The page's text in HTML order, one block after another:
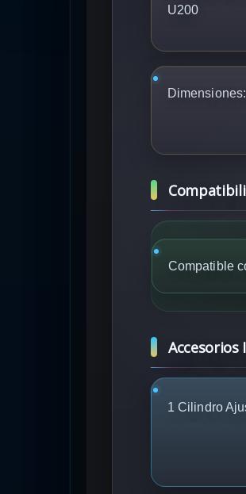
U200
Dimensiones:
Compatible
Accesorios
1 Cilindro